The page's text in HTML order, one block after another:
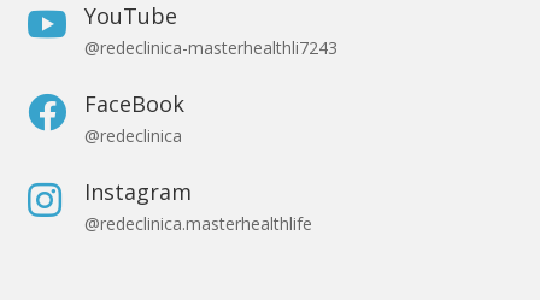
 YouTube
@redeclinica-masterhealthli7243
 FaceBook
@redeclinica
 Instagram
@redeclinica.masterhealthlife